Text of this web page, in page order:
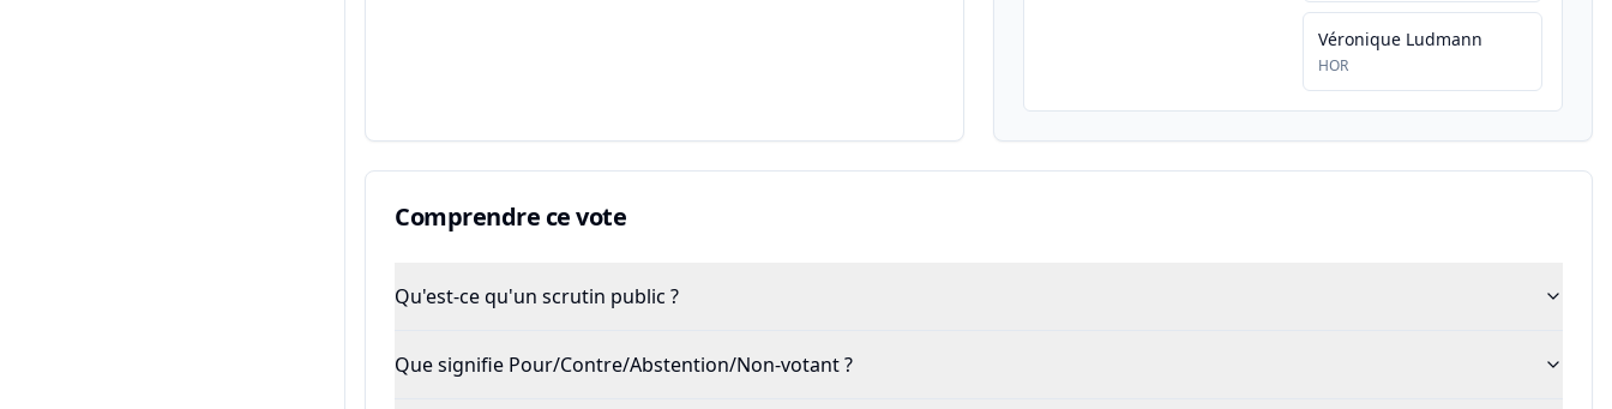
Véronique Ludmann
HOR
Comprendre ce vote
Qu'est-ce qu'un scrutin public ?
Que signifie Pour/Contre/Abstention/Non-votant ?